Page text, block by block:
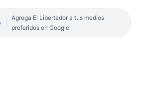
Agrega El Libertador a tus medios
preferidos en Google